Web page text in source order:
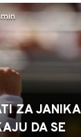
min
ZA JANIKA
DA SE